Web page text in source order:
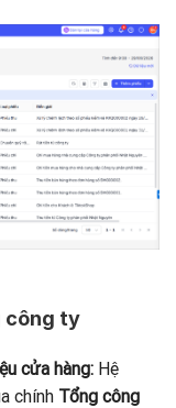
công ty
cửa hàng: Hệ
chính Tổng công